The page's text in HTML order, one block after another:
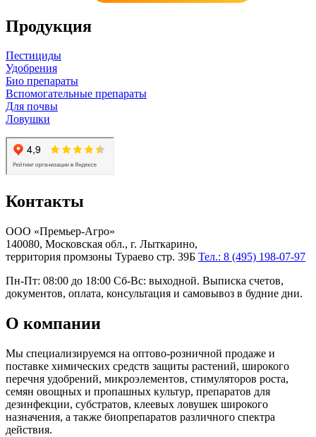
Продукция
Пестициды
Удобрения
Био препараты
Вспомогательные препараты
Для почвы
Ловушки
Контакты
ООО «Премьер-Агро»
140080, Московская обл., г. Лыткарино,
территория промзоны Тураево стр. 39Б Тел.: 8 (495) 198-07-97
Пн-Пт: 08:00 до 18:00 Сб-Вс: выходной. Выписка счетов,
документов, оплата, консультация и самовывоз в будние дни.
О компании
Мы специализируемся на оптово-розничной продаже и
поставке химических средств защиты растений, широкого
перечня удобрений, микроэлементов, стимуляторов роста,
семян овощных и пропашных культур, препаратов для
дезинфекции, субстратов, клеевых ловушек широкого
назначения, а также биопрепаратов различного спектра
действия.